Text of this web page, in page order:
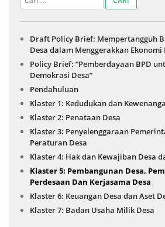
Draft Policy Brief: Mempertangguh
Desa dalam Menggerakkan Ekonomi
Policy Brief: “Pemberdayaan BPD
Demokrasi Desa”
Pendahuluan
Klaster 1: Kedudukan dan
Klaster 2: Penataan Desa
Klaster 3: Penyelenggaraan
Peraturan Desa
Klaster 4: Hak dan Kewajiban Desa
Klaster 5: Pembangunan Desa,
Perdesaan Dan Kerjasama Desa
Klaster 6: Keuangan Desa dan Aset
Klaster 7: Badan Usaha Milik Desa